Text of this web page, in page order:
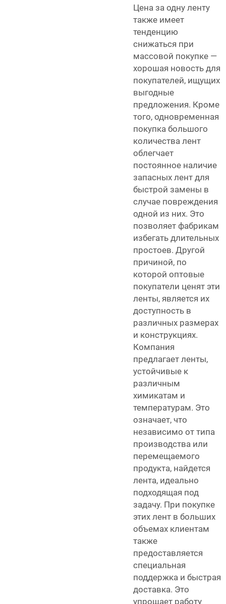
Цена за одну ленту
также имеет
тенденцию
снижаться при
массовой покупке —
хорошая новость для
покупателей, ищущих
выгодные
предложения. Кроме
того, одновременная
покупка большого
количества лент
облегчает
постоянное наличие
запасных лент для
быстрой замены в
случае повреждения
одной из них. Это
позволяет фабрикам
избегать длительных
простоев. Другой
причиной, по
которой оптовые
покупатели ценят эти
ленты, является их
доступность в
различных размерах
и конструкциях.
Компания
предлагает ленты,
устойчивые к
различным
химикатам и
температурам. Это
означает, что
независимо от типа
производства или
перемещаемого
продукта, найдется
лента, идеально
подходящая под
задачу. При покупке
этих лент в больших
объемах клиентам
также
предоставляется
специальная
поддержка и быстрая
доставка. Это
упрощает работу